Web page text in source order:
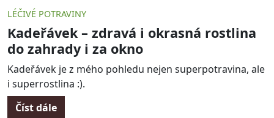
LÉČIVÉ POTRAVINY
Kadeřávek – zdravá i okrasná rostlina
do zahrady i za okno
Kadeřávek je z mého pohledu nejen superpotravina, ale
i superrostlina :).
Číst dále